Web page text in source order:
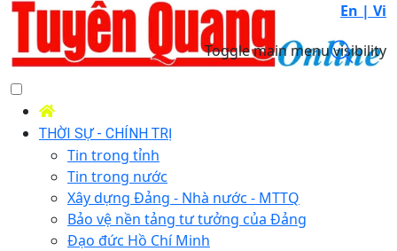
En | Vi
Toggle main menu visibility
THỜI SỰ - CHÍNH TRỊ
Tin trong tỉnh
Tin trong nước
Xây dựng Đảng - Nhà nước - MTTQ
Bảo vệ nền tảng tư tưởng của Đảng
Đạo đức Hồ Chí Minh